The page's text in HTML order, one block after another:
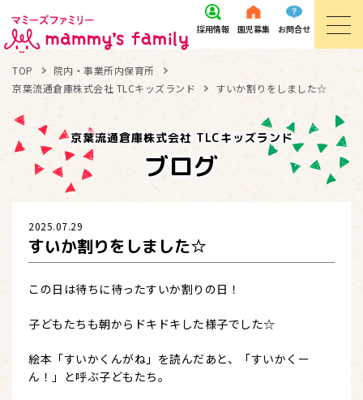
採用情報 園児募集 お問合せ
TOP
院内・事業所内保育所
京葉流通倉庫株式会社 TLCキッズランド
すいか割りをしました☆
京葉流通倉庫株式会社 TLCキッズランド
ブログ
2025.07.29
すいか割りをしました☆
この日は待ちに待ったすいか割りの日！
子どもたちも朝からドキドキした様子でした☆
絵本「すいかくんがね」を読んだあと、「すいかくー
ん！」と呼ぶ子どもたち。